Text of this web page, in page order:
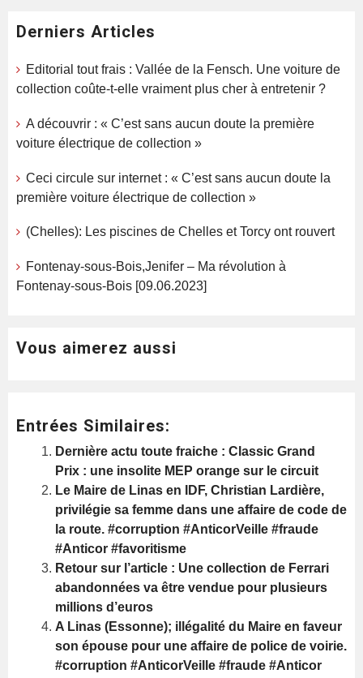
Derniers Articles
Editorial tout frais : Vallée de la Fensch. Une voiture de
collection coûte-t-elle vraiment plus cher à entretenir ?
A découvrir : « C’est sans aucun doute la première
voiture électrique de collection »
Ceci circule sur internet : « C’est sans aucun doute la
première voiture électrique de collection »
(Chelles): Les piscines de Chelles et Torcy ont rouvert
Fontenay-sous-Bois,Jenifer – Ma révolution à
Fontenay-sous-Bois [09.06.2023]
Vous aimerez aussi
Entrées Similaires:
Dernière actu toute fraiche : Classic Grand
Prix : une insolite MEP orange sur le circuit
Le Maire de Linas en IDF, Christian Lardière,
privilégie sa femme dans une affaire de code de
la route. #corruption #AnticorVeille #fraude
#Anticor #favoritisme
Retour sur l’article : Une collection de Ferrari
abandonnées va être vendue pour plusieurs
millions d’euros
A Linas (Essonne); illégalité du Maire en faveur
son épouse pour une affaire de police de voirie.
#corruption #AnticorVeille #fraude #Anticor